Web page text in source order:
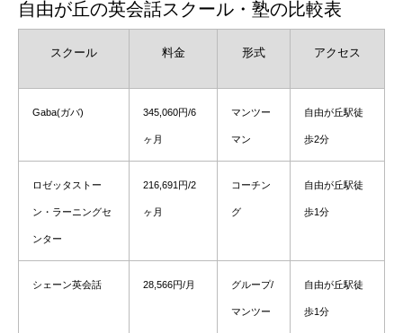
自由が丘の英会話スクール・塾の比較表
スクール 料金 形式 アクセス
Gaba(ガバ) 345,060円/6
ヶ月
マンツー
マン
自由が丘駅徒
歩2分
ロゼッタストー
ン・ラーニングセ
ンター
216,691円/2
ヶ月
コーチン
グ
自由が丘駅徒
歩1分
シェーン英会話 28,566円/月 グループ/
マンツー
自由が丘駅徒
歩1分